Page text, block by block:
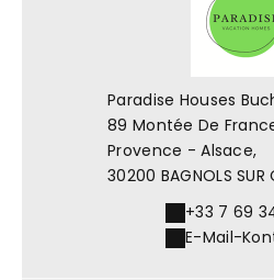
Paradise Houses
89 Montée De
Provence - Alsace,
30200 BAGNOLS SUR
+33 7 69
E-Mail-